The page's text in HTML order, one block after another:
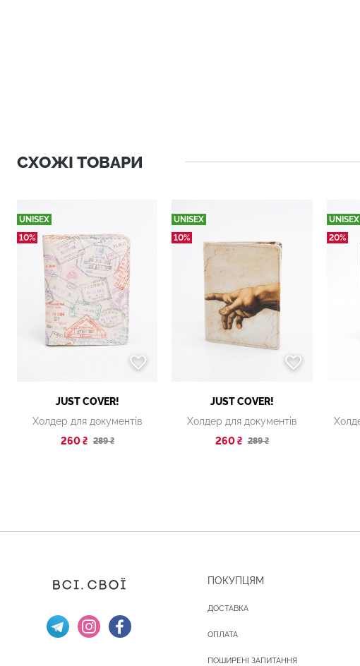
СХОЖІ ТОВАРИ
UNISEX
10%
JUST COVER!
Холдер для документів
260 ₴ 289 ₴
UNISEX
10%
JUST COVER!
Холдер для документів
260 ₴ 289 ₴
UNISEX
20%
ПОКУПЦЯМ
ДОСТАВКА
ОПЛАТА
ПОШИРЕНІ ЗАПИТАННЯ